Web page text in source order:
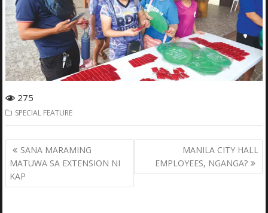
275
SPECIAL FEATURE
Post
navigation
SANA MARAMING
MATUWA SA EXTENSION NI
KAP
MANILA CITY HALL
EMPLOYEES, NGANGA?